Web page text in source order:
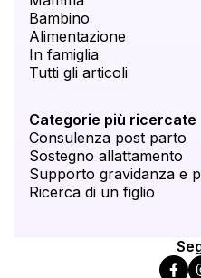
Bambino
Alimentazione
In famiglia
Tutti gli articoli
Categorie più ricercate
Consulenza post parto
Sostegno allattamento
Supporto gravidanza e
Ricerca di un figlio